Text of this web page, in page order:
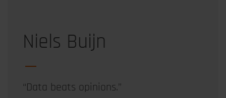
Niels Buijn
“Data beats opinions.”